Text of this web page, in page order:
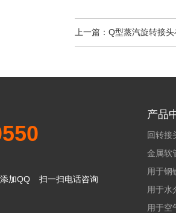
上一篇： Q型蒸汽旋转接
加QQ 扫一扫电话咨询
产品
回转接
金属软
用于钢
用于水
用于空